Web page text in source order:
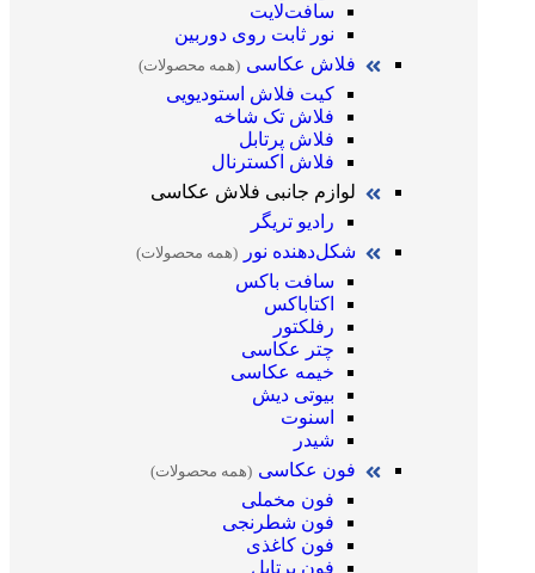
سافت‌لایت
نور ثابت روی دوربین
فلاش عکاسی (همه محصولات)
کیت فلاش استودیویی
فلاش تک شاخه
فلاش پرتابل
فلاش اکسترنال
لوازم جانبی فلاش عکاسی
رادیو تریگر
شکل‌دهنده نور
(همه محصولات)
سافت باکس
اکتاباکس
رفلکتور
چتر عکاسی
خیمه عکاسی
بیوتی دیش
اسنوت
شیدر
فون عکاسی (همه محصولات)
فون مخملی
فون شطرنجی
فون کاغذی
فون پرتابل